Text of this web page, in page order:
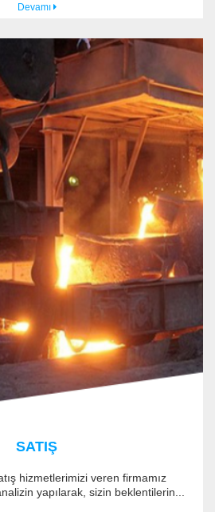
Devamı
SATIŞ
hizmetlerimizi veren firmamız
yapılarak, sizin beklentilerin...